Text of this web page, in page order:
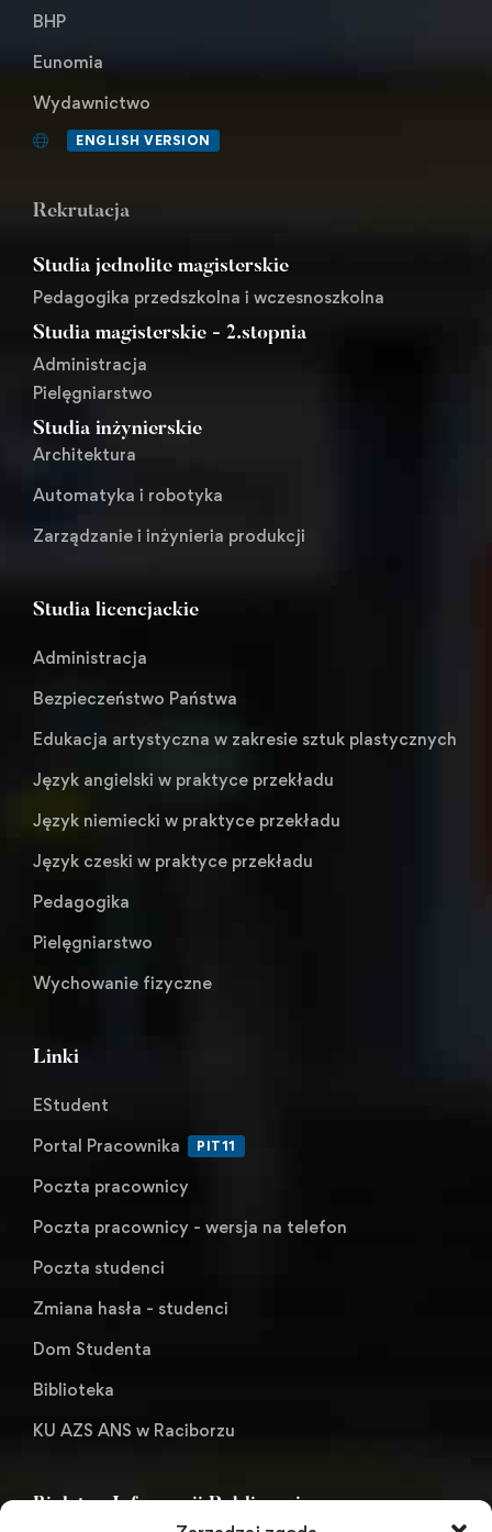
BHP
Eunomia
Wydawnictwo
ENGLISH VERSION
Rekrutacja
Studia jednolite magisterskie
Pedagogika przedszkolna i wczesnoszkolna
Studia magisterskie - 2.stopnia
Administracja
Pielęgniarstwo
Studia inżynierskie
Architektura
Automatyka i robotyka
Zarządzanie i inżynieria produkcji
Studia licencjackie
Administracja
Bezpieczeństwo Państwa
Edukacja artystyczna w zakresie sztuk plastycznych
Język angielski w praktyce przekładu
Język niemiecki w praktyce przekładu
Język czeski w praktyce przekładu
Pedagogika
Pielęgniarstwo
Wychowanie fizyczne
Linki
EStudent
Portal Pracownika
PIT11
Poczta pracownicy
Poczta pracownicy - wersja na telefon
Poczta studenci
Zmiana hasła - studenci
Dom Studenta
Biblioteka
KU AZS ANS w Raciborzu
Biuletyn Informacji Publicznej